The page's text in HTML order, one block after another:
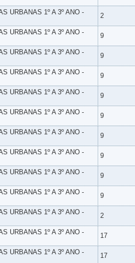
URBANAS 1º A 3º ANO -
2
URBANAS 1º A 3º ANO -
9
URBANAS 1º A 3º ANO -
9
URBANAS 1º A 3º ANO -
9
URBANAS 1º A 3º ANO -
9
URBANAS 1º A 3º ANO -
9
URBANAS 1º A 3º ANO -
9
URBANAS 1º A 3º ANO -
9
URBANAS 1º A 3º ANO -
9
URBANAS 1º A 3º ANO -
9
URBANAS 1º A 3º ANO -
2
URBANAS 1º A 3º ANO -
17
URBANAS 1º A 3º ANO -
17